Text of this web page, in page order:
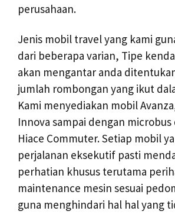
perusahaan.
Jenis mobil travel yang kami
dari beberapa varian, Tipe
akan mengantar anda
jumlah rombongan yang ikut
Kami menyediakan mobil
Innova sampai dengan microbus
Hiace Commuter. Setiap mobil
perjalanan eksekutif pasti
perhatian khusus terutama
maintenance mesin sesuai
guna menghindari hal hal yang